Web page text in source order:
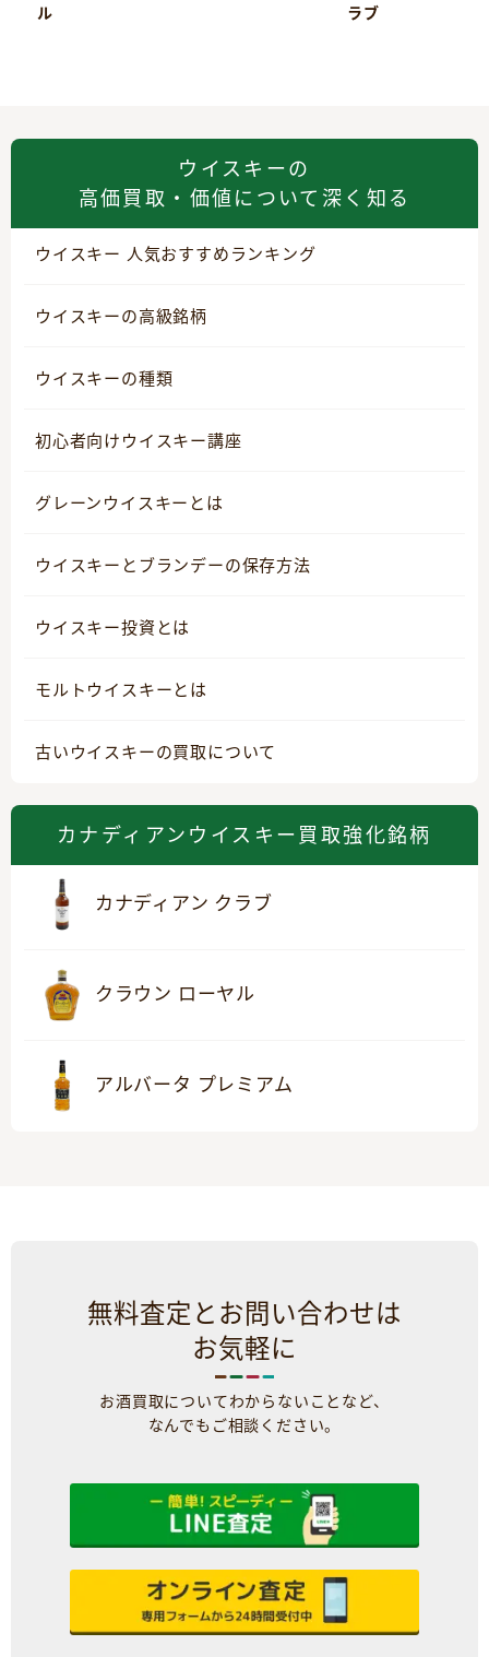
ル
ラブ
ウイスキーの
高価買取・価値について深く知る
ウイスキー 人気おすすめランキング
ウイスキーの高級銘柄
ウイスキーの種類
初心者向けウイスキー講座
グレーンウイスキーとは
ウイスキーとブランデーの保存方法
ウイスキー投資とは
モルトウイスキーとは
古いウイスキーの買取について
カナディアンウイスキー買取強化銘柄
カナディアン クラブ
クラウン ローヤル
アルバータ プレミアム
無料査定とお問い合わせは
お気軽に
お酒買取についてわからないことなど、
なんでもご相談ください。